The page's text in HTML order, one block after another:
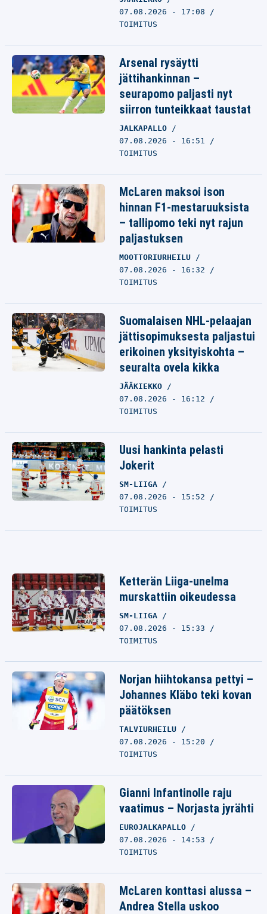
07.08.2026 - 17:08
TOIMITUS
Arsenal rysäytti
jättihankinnan –
seurapomo paljasti nyt
siirron tunteikkaat taustat
JALKAPALLO
07.08.2026 - 16:51
TOIMITUS
McLaren maksoi ison
hinnan F1-mestaruuksista
– tallipomo teki nyt rajun
paljastuksen
MOOTTORIURHEILU
07.08.2026 - 16:32
TOIMITUS
Suomalaisen NHL-pelaajan
jättisopimuksesta paljastui
erikoinen yksityiskohta –
seuralta ovela kikka
JÄÄKIEKKO
07.08.2026 - 16:12
TOIMITUS
Uusi hankinta pelasti
Jokerit
SM-LIIGA
07.08.2026 - 15:52
TOIMITUS
Ketterän Liiga-unelma
murskattiin oikeudessa
SM-LIIGA
07.08.2026 - 15:33
TOIMITUS
Norjan hiihtokansa pettyi –
Johannes Kläbo teki kovan
päätöksen
TALVIURHEILU
07.08.2026 - 15:20
TOIMITUS
Gianni Infantinolle raju
vaatimus – Norjasta jyrähti
EUROJALKAPALLO
07.08.2026 - 14:53
TOIMITUS
McLaren konttasi alussa –
Andrea Stella uskoo